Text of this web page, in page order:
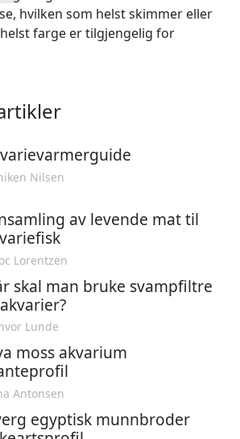
hvilken som helst skimmer eller
farge er tilgjengelig for
Nilsen
av levende mat til
Lorentzen
skal man bruke svampfiltre
Lunde
moss akvarium
Antonsen
egyptisk munnbroder